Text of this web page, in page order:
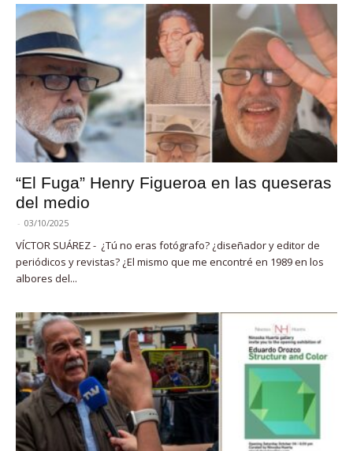
“El Fuga” Henry Figueroa en las queseras
del medio
- 03/10/2025
VÍCTOR SUÁREZ - ¿Tú no eras fotógrafo? ¿diseñador y editor de
periódicos y revistas? ¿El mismo que me encontré en 1989 en los
albores del...